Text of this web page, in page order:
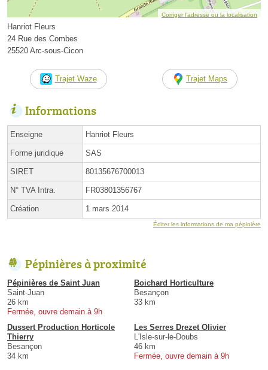
Corriger l’adresse ou la localisation
Hanriot Fleurs
24 Rue des Combes
25520 Arc-sous-Cicon
Trajet Waze Trajet Maps
Informations
Enseigne Hanriot Fleurs
Forme juridique SAS
SIRET 80135676700013
N° TVA Intra. FR03801356767
Création 1 mars 2014
Éditer les informations de ma pépinière
Pépinières à proximité
Pépinières de Saint Juan
Saint-Juan
26 km
Fermée, ouvre demain à 9h
Boichard Horticulture
Besançon
33 km
Dussert Production Horticole
Thierry
Besançon
34 km
Les Serres Drezet Olivier
L'Isle-sur-le-Doubs
46 km
Fermée, ouvre demain à 9h